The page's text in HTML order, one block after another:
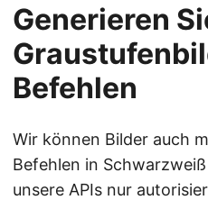
Generieren
Befehlen
Wir können Bilder auch
Befehlen in
unsere APIs nur